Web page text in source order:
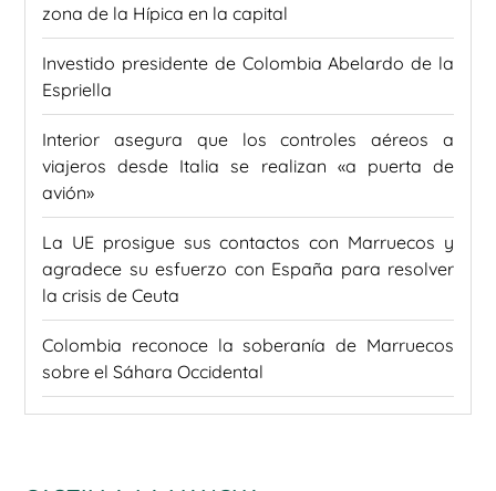
zona de la Hípica en la capital
Investido presidente de Colombia Abelardo de la
Espriella
Interior asegura que los controles aéreos a
viajeros desde Italia se realizan «a puerta de
avión»
La UE prosigue sus contactos con Marruecos y
agradece su esfuerzo con España para resolver
la crisis de Ceuta
Colombia reconoce la soberanía de Marruecos
sobre el Sáhara Occidental